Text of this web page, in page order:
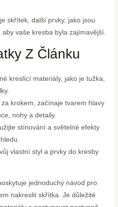
skřítek, další prvky, jako jsou
vaše kresba byla zajímavější.
Z Článku
kreslící materiály, jako je tužka,
krokem, začínaje tvarem hlavy
nohy a detaily.
stínování a světelné efekty
vlastní styl a prvky do kresby
jednoduchý návod pro
nakreslit skřítka. Je důležité